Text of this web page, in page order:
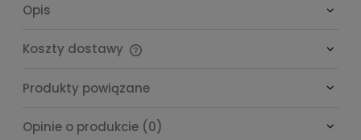
Opis
Koszty dostawy
Produkty powiązane
Opinie o produkcie (0)